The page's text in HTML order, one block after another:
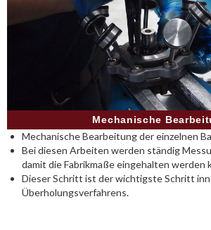
Mechanische
Mechanische Bearbeitung der einzelnen
Bei diesen Arbeiten werden ständig
damit die Fabrikmaße eingehalten werden
Dieser Schritt ist der wichtigste Schritt
Überholungsverfahrens.